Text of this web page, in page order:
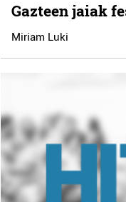
Gazteen jaiak
Miriam Luki